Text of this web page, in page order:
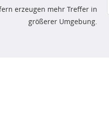
erzeugen mehr Treffer in
größerer Umgebung.